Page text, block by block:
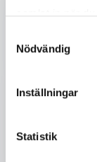
Nödvändig
Inställningar
Statistik